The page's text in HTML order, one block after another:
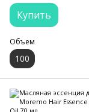
Купить
Объем
100